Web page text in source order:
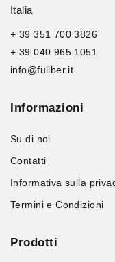
Italia
+ 39 351 700 3826
+ 39 040 965 1051
info@fuliber.it
Informazioni
Su di noi
Contatti
Informativa sulla
Termini e Condizioni
Prodotti